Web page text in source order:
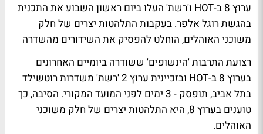
ערוץ 8 ב-HOT ו'רשת' העלו ביום ראשון השבוע את התכנית
בהגשת רוגל אלפר. בעקבות התלהטות יצרים של חלק
משוכני האוהלים, הוחלט להפסיק את השידורים מהשדרה
רצועת התרבות 'הינשופים' ששודרה ביומיים האחרונים
בערוץ 8 ב-HOT ובזכיינית ערוץ 2 'רשת' משדרות רוטשילד
בתל אביב, תופסק - 3 ימים לפני המועד המקורי. הסיבה, כך
טוענים בערוץ 8, היא התלהטות יצרים של חלק משוכני
האוהלים.